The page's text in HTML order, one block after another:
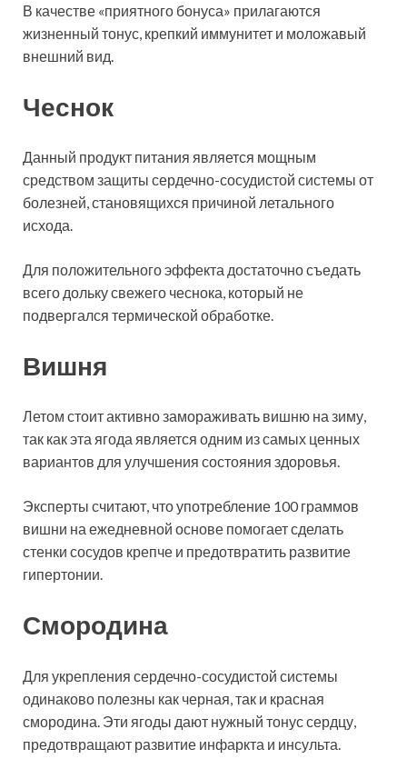
В качестве «приятного бонуса» прилагаются
жизненный тонус, крепкий иммунитет и моложавый
внешний вид.
Чеснок
Данный продукт питания является мощным
средством защиты сердечно-сосудистой системы от
болезней, становящихся причиной летального
исхода.
Для положительного эффекта достаточно съедать
всего дольку свежего чеснока, который не
подвергался термической обработке.
Вишня
Летом стоит активно замораживать вишню на зиму,
так как эта ягода является одним из самых ценных
вариантов для улучшения состояния здоровья.
Эксперты считают, что употребление 100 граммов
вишни на ежедневной основе помогает сделать
стенки сосудов крепче и предотвратить развитие
гипертонии.
Смородина
Для укрепления сердечно-сосудистой системы
одинаково полезны как черная, так и красная
смородина. Эти ягоды дают нужный тонус сердцу,
предотвращают развитие инфаркта и инсульта.